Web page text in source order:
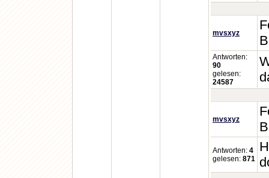
mvsxyz
Antworten:
90
gelesen:
24587
mvsxyz
Antworten: 4
gelesen: 871